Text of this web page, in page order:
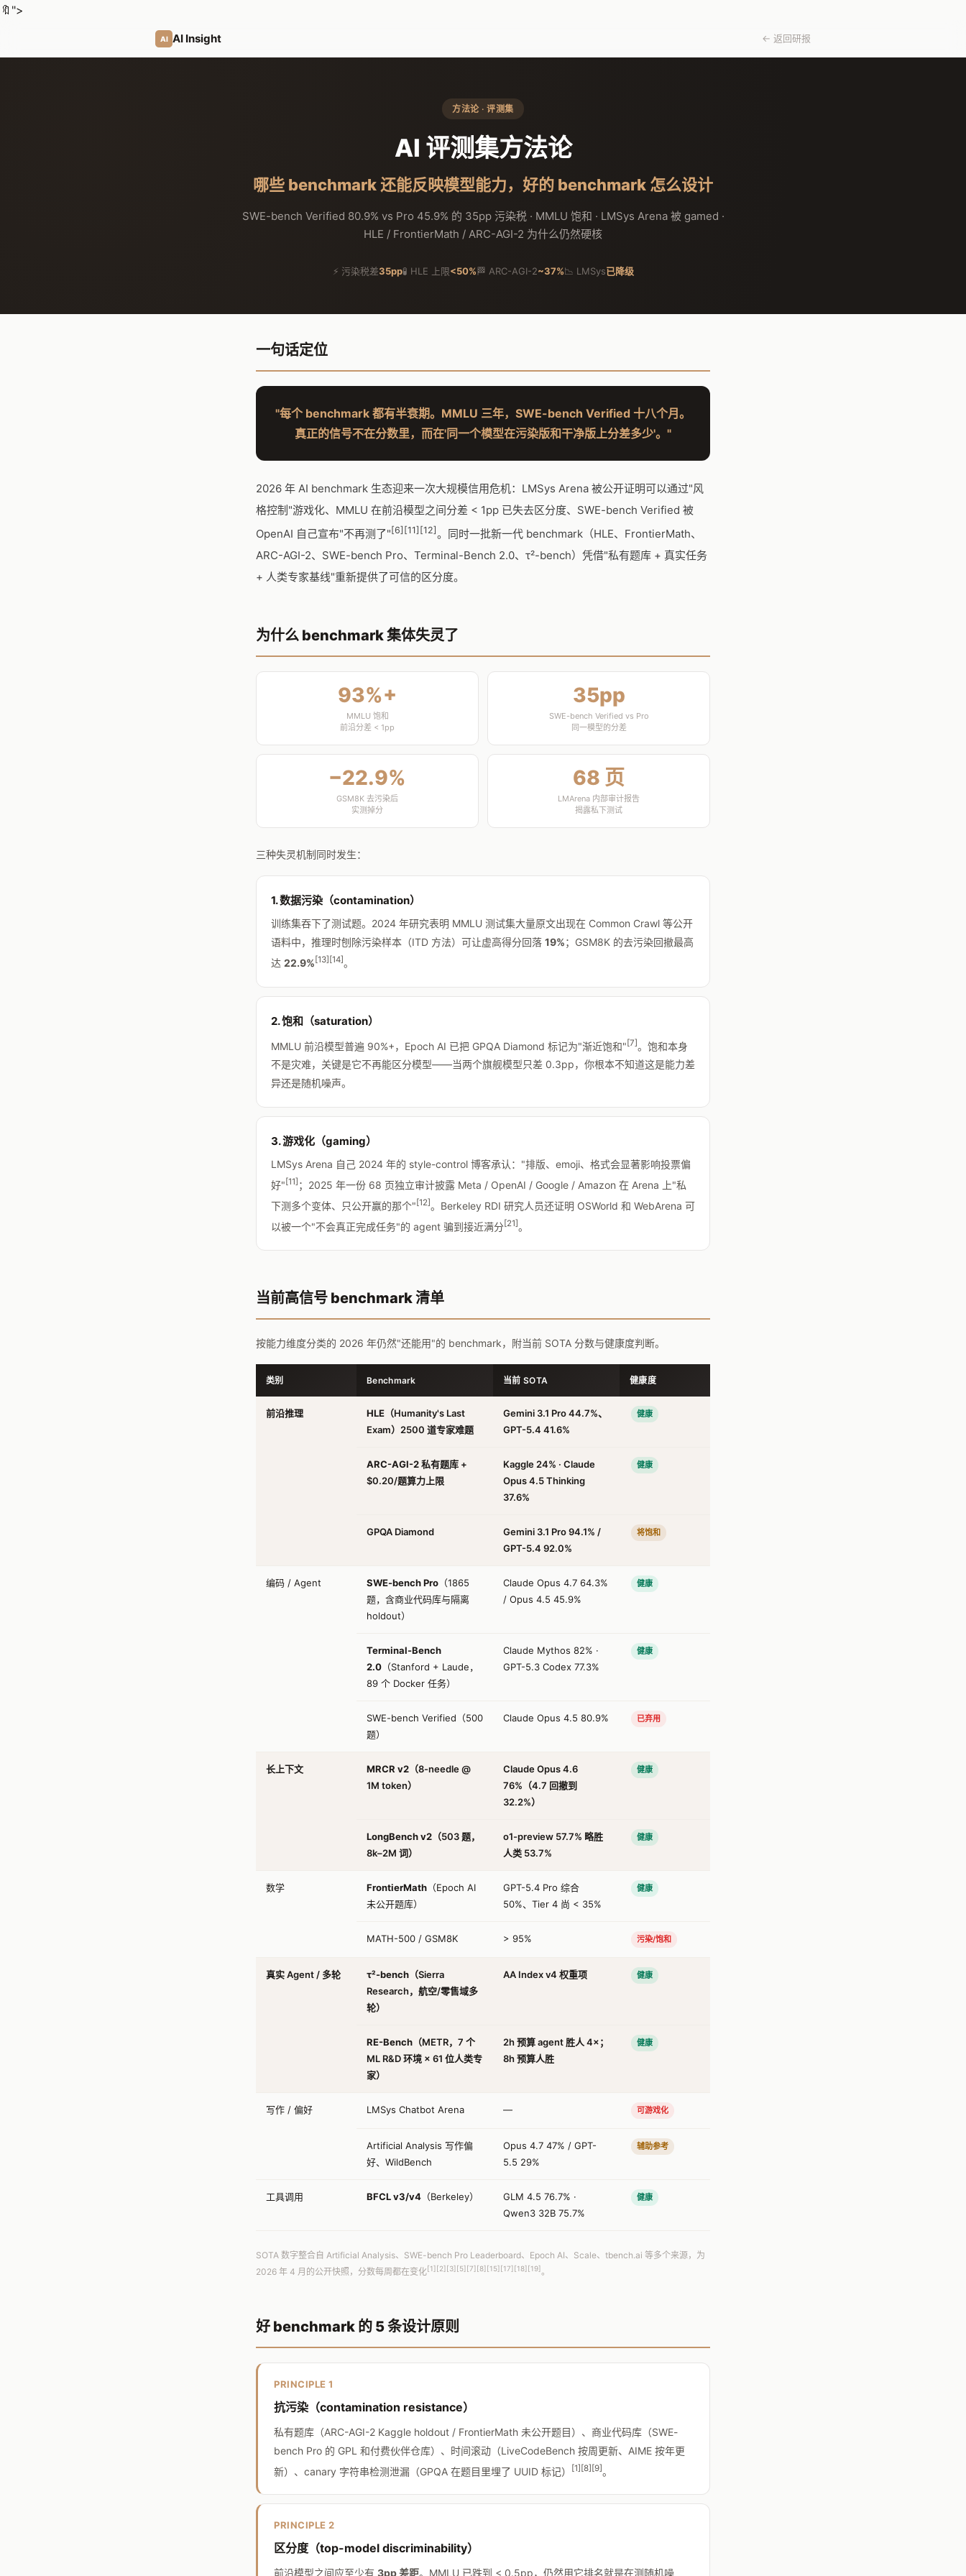
🔖 ">
AI AI Insight ← 返回研报
方法论 · 评测集
AI 评测集方法论
哪些 benchmark 还能反映模型能力，好的 benchmark 怎么设计
SWE-bench Verified 80.9% vs Pro 45.9% 的 35pp 污染税 · MMLU 饱和 · LMSys Arena 被 gamed ·
HLE / FrontierMath / ARC-AGI-2 为什么仍然硬核
⚡ 污染税差35pp🧪 HLE 上限<50%🏁 ARC-AGI-2~37%📉 LMSys已降级
一句话定位
"每个 benchmark 都有半衰期。MMLU 三年，SWE-bench Verified 十八个月。
真正的信号不在分数里，而在'同一个模型在污染版和干净版上分差多少'。"
2026 年 AI benchmark 生态迎来一次大规模信用危机：LMSys Arena 被公开证明可以通过"风
格控制"游戏化、MMLU 在前沿模型之间分差 < 1pp 已失去区分度、SWE-bench Verified 被
OpenAI 自己宣布"不再测了" [6][11][12] 。同时一批新一代 benchmark（HLE、FrontierMath、
ARC-AGI-2、SWE-bench Pro、Terminal-Bench 2.0、τ²-bench）凭借"私有题库 + 真实任务
+ 人类专家基线"重新提供了可信的区分度。
为什么 benchmark 集体失灵了
93%+
MMLU 饱和
前沿分差 < 1pp
35pp
SWE-bench Verified vs Pro
同一模型的分差
−22.9%
GSM8K 去污染后
实测掉分
68 页
LMArena 内部审计报告
揭露私下测试
三种失灵机制同时发生：
1. 数据污染（contamination）
训练集吞下了测试题。2024 年研究表明 MMLU 测试集大量原文出现在 Common Crawl 等公开
语料中，推理时刨除污染样本（ITD 方法）可让虚高得分回落 19%；GSM8K 的去污染回撤最高
达 22.9% [13][14]。
2. 饱和（saturation）
MMLU 前沿模型普遍 90%+，Epoch AI 已把 GPQA Diamond 标记为"渐近饱和"[7]。饱和本身
不是灾难，关键是它不再能区分模型——当两个旗舰模型只差 0.3pp，你根本不知道这是能力差
异还是随机噪声。
3. 游戏化（gaming）
LMSys Arena 自己 2024 年的 style-control 博客承认："排版、emoji、格式会显著影响投票偏
好" [11] ；2025 年一份 68 页独立审计披露 Meta / OpenAI / Google / Amazon 在 Arena 上"私
下测多个变体、只公开赢的那个" [12]。Berkeley RDI 研究人员还证明 OSWorld 和 WebArena 可
以被一个"不会真正完成任务"的 agent 骗到接近满分[21]。
当前高信号 benchmark 清单
按能力维度分类的 2026 年仍然"还能用"的 benchmark，附当前 SOTA 分数与健康度判断。
类别 Benchmark 当前 SOTA 健康度
前沿推理 HLE （Humanity's Last
Exam）2500 道专家难题
Gemini 3.1 Pro 44.7%、
GPT-5.4 41.6%
健康
ARC-AGI-2私有题库 +
$0.20/题算力上限
Kaggle 24% · Claude
Opus 4.5 Thinking
37.6%
健康
GPQA Diamond
Gemini 3.1 Pro 94.1% /
GPT-5.4 92.0%
将饱和
编码 / Agent SWE-bench Pro （1865
题，含商业代码库与隔离
holdout）
Claude Opus 4.7 64.3%
/ Opus 4.5 45.9%
健康
Terminal-Bench
2.0 （Stanford + Laude，
89 个 Docker 任务）
Claude Mythos 82% ·
GPT-5.3 Codex 77.3%
健康
SWE-bench Verified（500
题）
Claude Opus 4.5 80.9% 已弃用
长上下文 MRCR v2 （8-needle @
1M token）
Claude Opus 4.6
76%（4.7 回撤到
32.2%）
健康
LongBench v2 （503 题，
8k–2M 词）
o1-preview 57.7% 略胜
人类 53.7%
健康
数学 FrontierMath （Epoch AI
未公开题库）
GPT-5.4 Pro 综合
50%、Tier 4 尚 < 35%
健康
MATH-500 / GSM8K > 95% 污染/饱和
真实 Agent / 多轮 τ²-bench （Sierra
Research，航空/零售域多
轮）
AA Index v4 权重项 健康
RE-Bench （METR，7 个
ML R&D 环境 × 61 位人类专
家）
2h 预算 agent 胜人 4×；
8h 预算人胜
健康
写作 / 偏好 LMSys Chatbot Arena — 可游戏化
Artificial Analysis 写作偏
好、WildBench
Opus 4.7 47% / GPT-
5.5 29%
辅助参考
工具调用 BFCL v3/v4 （Berkeley）
GLM 4.5 76.7% ·
Qwen3 32B 75.7%
健康
SOTA 数字整合自 Artificial Analysis、SWE-bench Pro Leaderboard、Epoch AI、Scale、tbench.ai 等多个来源，为
2026 年 4 月的公开快照，分数每周都在变化[1][2][3][5][7][8][15][17][18][19]。
好 benchmark 的 5 条设计原则
PRINCIPLE 1
抗污染（contamination resistance）
私有题库（ARC-AGI-2 Kaggle holdout / FrontierMath 未公开题目）、商业代码库（SWE-
bench Pro 的 GPL 和付费伙伴仓库）、时间滚动（LiveCodeBench 按周更新、AIME 按年更
新）、canary 字符串检测泄漏（GPQA 在题目里埋了 UUID 标记）
[1][8][9]。
PRINCIPLE 2
区分度（top-model discriminability）
前沿模型之间应至少有 3pp 差距。MMLU 已跌到 < 0.5pp，仍然用它排名就是在测随机噪